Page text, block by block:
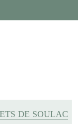
DE SOULAC